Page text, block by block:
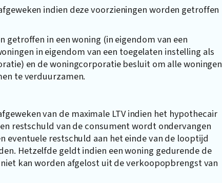
indien deze voorzieningen worden getroffen
getroffen in een woning (in eigendom van een
in eigendom van een toegelaten instelling als
en de woningcorporatie besluit om alle woningen
te verduurzamen.
van de maximale LTV indien het hypothecair
restschuld van de consument wordt ondervangen
eventuele restschuld aan het einde van de looptijd
Hetzelfde geldt indien een woning gedurende de
kan worden afgelost uit de verkoopopbrengst van